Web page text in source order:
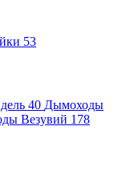
53
40 Дымоходы
Везувий 178